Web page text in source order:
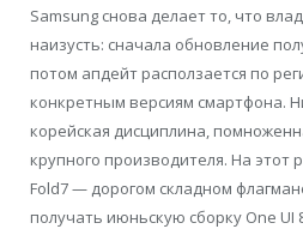
Samsung снова делает то, что
наизусть: сначала обновление
потом апдейт расползается по
конкретным версиям смартфона.
корейская дисциплина,
крупного производителя. На этот
Fold7 — дорогом складном
получать июньскую сборку One UI